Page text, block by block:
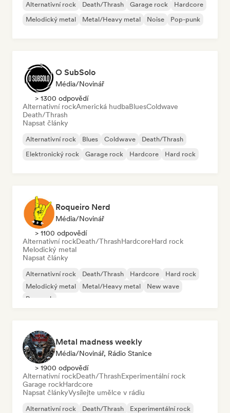
Alternativní rock Death/Thrash Garage rock
Hardcore
Melodický metal
Metal/Heavy metal Noise Pop-punk
O SubSolo
Média/novinář
> 1300 odpovědí
Alternativní rockAmerická hudbaBluesColdwave
Death/Thrash
Napsat články
Alternativní rock Blues Coldwave
Death/Thrash
Elektronický rock
Garage rock Hardcore Hard rock
Roqueiro Nerd
Média/novinář
> 1100 odpovědí
Alternativní rockDeath/ThrashHardcoreHard rock
Melodický metal
Napsat články
Alternativní rock Death/Thrash Hardcore
Hard rock
Melodický metal
Metal/Heavy metal
New wave
Pop rock
Metal madness weekly
Média/novinář, Rádio Stanice
> 1900 odpovědí
Alternativní rockDeath/ThrashExperimentální rock
Garage rockHardcore
Napsat článkyVysílejte umělce v rádiu
Alternativní rock Death/Thrash
Experimentální rock